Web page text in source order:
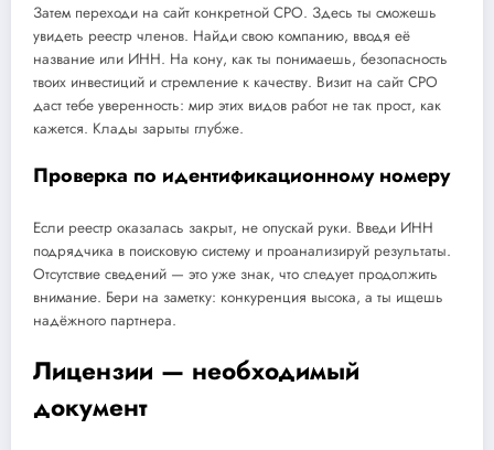
Затем переходи на сайт конкретной СРО. Здесь ты сможешь
увидеть реестр членов. Найди свою компанию, вводя её
название или ИНН. На кону, как ты понимаешь, безопасность
твоих инвестиций и стремление к качеству. Визит на сайт СРО
даст тебе уверенность: мир этих видов работ не так прост, как
кажется. Клады зарыты глубже.
Проверка по идентификационному номеру
Если реестр оказалась закрыт, не опускай руки. Введи ИНН
подрядчика в поисковую систему и проанализируй результаты.
Отсутствие сведений — это уже знак, что следует продолжить
внимание. Бери на заметку: конкуренция высока, а ты ищешь
надёжного партнера.
Лицензии — необходимый
документ